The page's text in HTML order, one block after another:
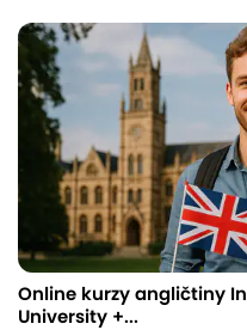
Online kurzy angličtiny
University +...